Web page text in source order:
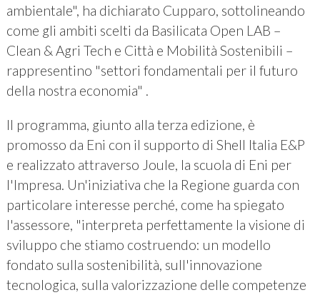
ambientale", ha dichiarato Cupparo, sottolineando
come gli ambiti scelti da Basilicata Open LAB –
Clean & Agri Tech e Città e Mobilità Sostenibili –
rappresentino "settori fondamentali per il futuro
della nostra economia" .
Il programma, giunto alla terza edizione, è
promosso da Eni con il supporto di Shell Italia E&P
e realizzato attraverso Joule, la scuola di Eni per
l'Impresa. Un'iniziativa che la Regione guarda con
particolare interesse perché, come ha spiegato
l'assessore, "interpreta perfettamente la visione di
sviluppo che stiamo costruendo: un modello
fondato sulla sostenibilità, sull'innovazione
tecnologica, sulla valorizzazione delle competenze